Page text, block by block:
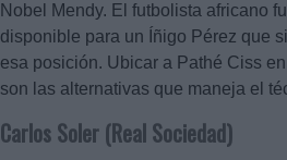
Nobel Mendy. El futbolista africano
disponible para un Íñigo Pérez que
esa posición. Ubicar a Pathé Ciss
son las alternativas que maneja el
Carlos Soler (Real Sociedad)